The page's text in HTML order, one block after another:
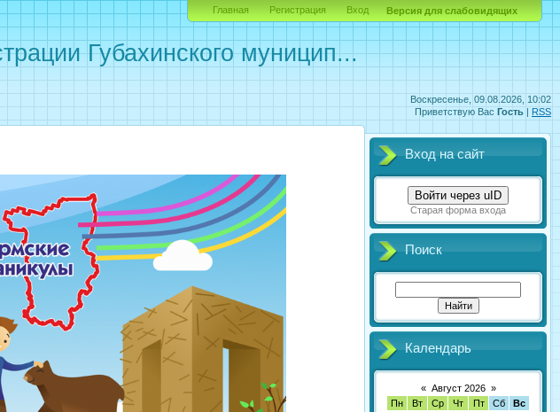
Воскресенье, 09.08.2026, 10:02
Приветствую Вас Гость | RSS
Губахинского муницип...
Главная Регистрация Вход Версия для слабовидящих
Вход на сайт
Войти через uID
Старая форма входа
Поиск
Календарь
« Август 2026 »
Пн
Вт Ср Чт Пт Сб
Вс